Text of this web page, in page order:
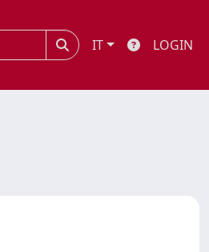
IT LOGIN